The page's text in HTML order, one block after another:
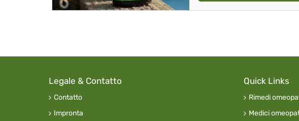
Legale & Contatto
Contatto
Impronta
Quick Links
Rimedi
Medici